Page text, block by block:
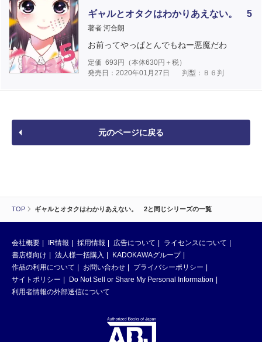
TOP ギャルとオタクはわかりあえない。 2と同じシリーズの一覧
ギャルとオタクはわかりあえない。 5
著者 河合朗
お前ってやっぱとんでもねー悪魔だわ
定価 693 円（本体630円＋税）
発売日：2020年01月27日
判型：Ｂ６判
元のページに戻る
会社概要 IR情報 採用情報 広告について
ライセンスについて
書店様向け
法人様一括購入
KADOKAWAグループ
作品の利用について
お問い合わせ
プライバシーポリシー
サイトポリシー
Do Not Sell or Share My Personal Information
利用者情報の外部送信について